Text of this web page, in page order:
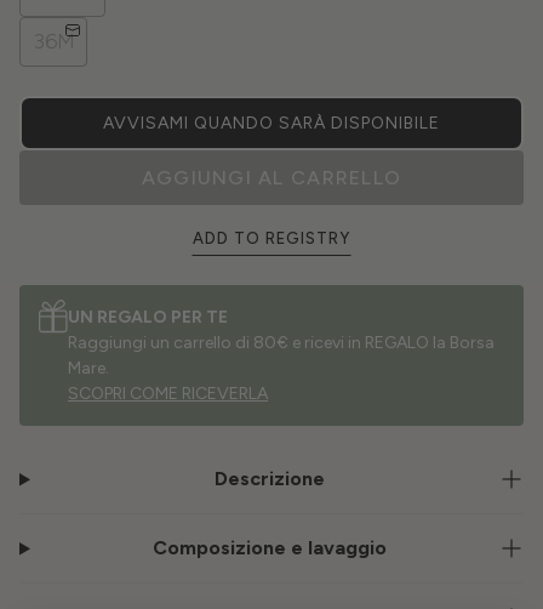
36M
AVVISAMI QUANDO SARÀ DISPONIBILE
AGGIUNGI AL CARRELLO
ADD TO REGISTRY
UN REGALO PER TE
Raggiungi un carrello di 80€ e ricevi in REGALO la Borsa
Mare.
SCOPRI COME RICEVERLA
Descrizione
Composizione e lavaggio